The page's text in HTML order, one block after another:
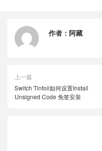
作者： 阿藏
上一篇
Switch Tinfoil如何设置Install
Unsigned Code 免签安装